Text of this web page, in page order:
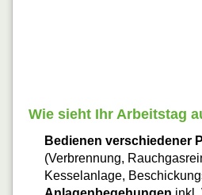
Wie sieht Ihr Arbeitstag
Bedienen verschiedener
(Verbrennung,
Kesselanlage,